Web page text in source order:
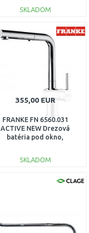
SKLADOM
DO KOŠÍKA
Porovnať
355,00 EUR
FRANKE FN 6560.031
ACTIVE NEW Drezová
batéria pod okno,
SKLADOM
DO KOŠÍKA